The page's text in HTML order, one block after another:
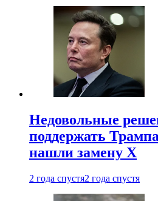
Недовольные
поддержать
нашли замену X
2 года спустя2 года спустя